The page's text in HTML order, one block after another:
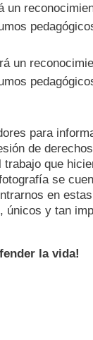
un
para
de
que
se
en
y tan
la vida!